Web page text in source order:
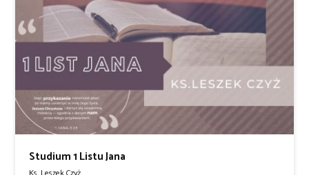
Studium 1 Listu Jana